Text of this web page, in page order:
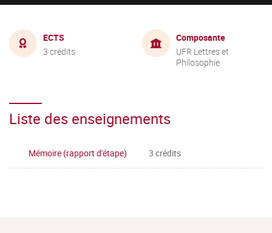
ECTS
3 crédits
Composante
UFR Lettres et
Philosophie
Liste des enseignements
Mémoire (rapport d'étape) 3 crédits